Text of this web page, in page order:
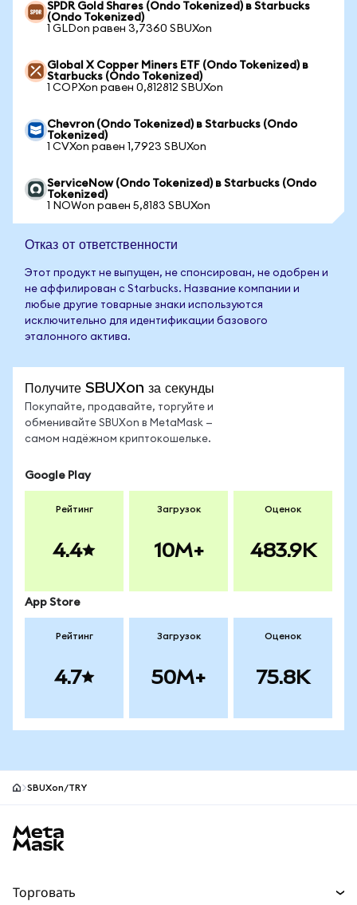
SPDR Gold Shares (Ondo Tokenized) в Starbucks
(Ondo Tokenized)
1 GLDon равен 3,7360 SBUXon
Global X Copper Miners ETF (Ondo Tokenized) в
Starbucks (Ondo Tokenized)
1 COPXon равен 0,812812 SBUXon
Chevron (Ondo Tokenized) в Starbucks (Ondo
Tokenized)
1 CVXon равен 1,7923 SBUXon
ServiceNow (Ondo Tokenized) в Starbucks (Ondo
Tokenized)
1 NOWon равен 5,8183 SBUXon
Отказ от ответственности
Этот продукт не выпущен, не спонсирован, не одобрен и
не аффилирован с Starbucks. Название компании и
любые другие товарные знаки используются
исключительно для идентификации базового
эталонного актива.
Получите SBUXon за секунды
Покупайте, продавайте, торгуйте и
обменивайте SBUXon в MetaMask —
самом надёжном криптокошельке.
Google Play
Рейтинг
4.4
Загрузок
10M+
Оценок
483.9K
App Store
Рейтинг
4.7
Загрузок
50M+
Оценок
75.8K
SBUXon/TRY
Торговать